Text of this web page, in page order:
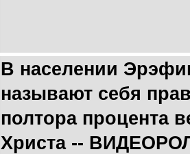
В населении
называют себя
полтора процента
Христа --